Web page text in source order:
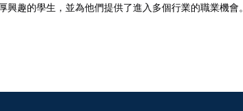
趣的學生，並為他們提供了進入多個行業的職業機會。